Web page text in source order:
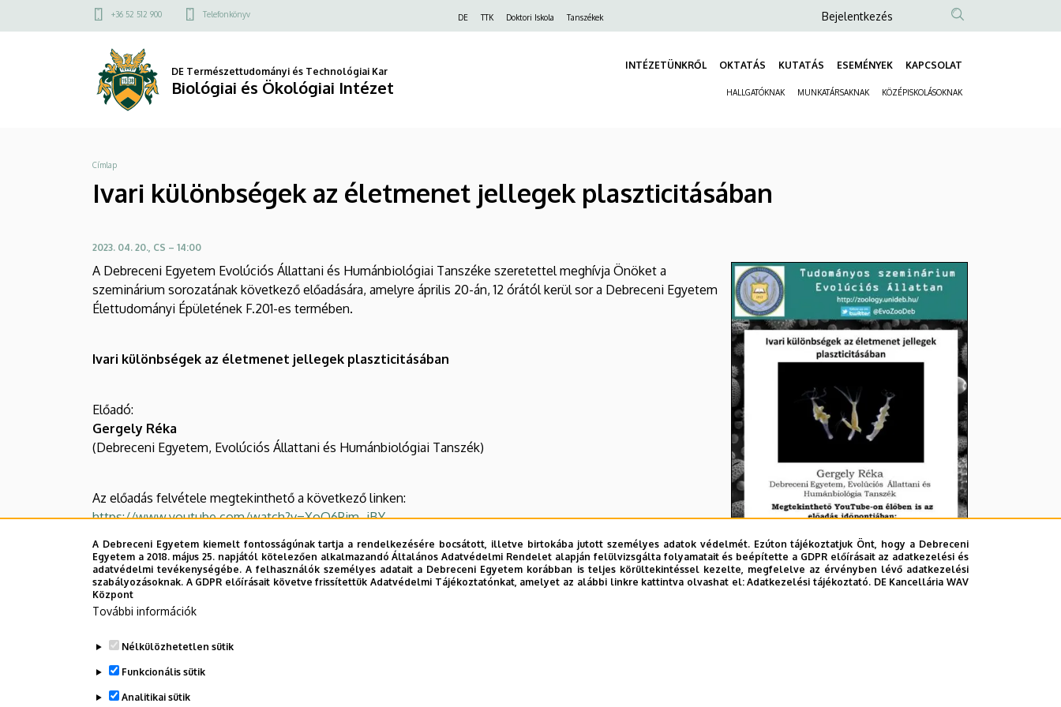
különbségek
életmenet
plaszticitásában
Biológiai
Ökológiai
a
Felső
menü
+36 52 512 900 Telefonkönyv DE TTK Doktori Iskola Tanszékek
Anonim
fiók
menüje
Bejelentkezés
DE Természettudományi és Technológiai Kar
Biológiai és Ökológiai Intézet
INTÉZETÜNKRŐL OKTATÁS KUTATÁS ESEMÉNYEK KAPCSOLAT
HALLGATÓKNAK MUNKATÁRSAKNAK KÖZÉPISKOLÁSOKNAK
Morzsa
Címlap
Ivari különbségek az életmenet jellegek plaszticitásában
2023. 04. 20., CS – 14:00
A Debreceni Egyetem Evolúciós Állattani és Humánbiológiai Tanszéke szeretettel meghívja Önöket a
szeminárium sorozatának következő előadására, amelyre április 20-án, 12 órától kerül sor a Debreceni Egyetem
Élettudományi Épületének F.201-es termében.
Ivari különbségek az életmenet jellegek plaszticitásában
Előadó:
Gergely Réka
(Debreceni Egyetem, Evolúciós Állattani és Humánbiológiai Tanszék)
Az előadás felvétele megtekinthető a következő linken:
https://www.youtube.com/watch?v=XoO6Pim_jBY
A Debreceni Egyetem kiemelt fontosságúnak tartja a rendelkezésére bocsátott, illetve birtokába jutott személyes adatok védelmét. Ezúton tájékoztatjuk Önt, hogy a Debreceni
Egyetem a 2018. május 25. napjától kötelezően alkalmazandó Általános Adatvédelmi Rendelet alapján felülvizsgálta folyamatait és beépítette a GDPR előírásait az adatkezelési és
adatvédelmi tevékenységébe. A felhasználók személyes adatait a Debreceni Egyetem korábban is teljes körültekintéssel kezelte, megfelelve az érvényben lévő adatkezelési
szabályozásoknak. A GDPR előírásait követve frissítettük Adatvédelmi Tájékoztatónkat, amelyet az alábbi linkre kattintva olvashat el:Adatkezelési tájékoztató. DE Kancellária WAV
Központ
További információk
Nélkülözhetetlen sütik
Funkcionális sütik
Analitikai sütik